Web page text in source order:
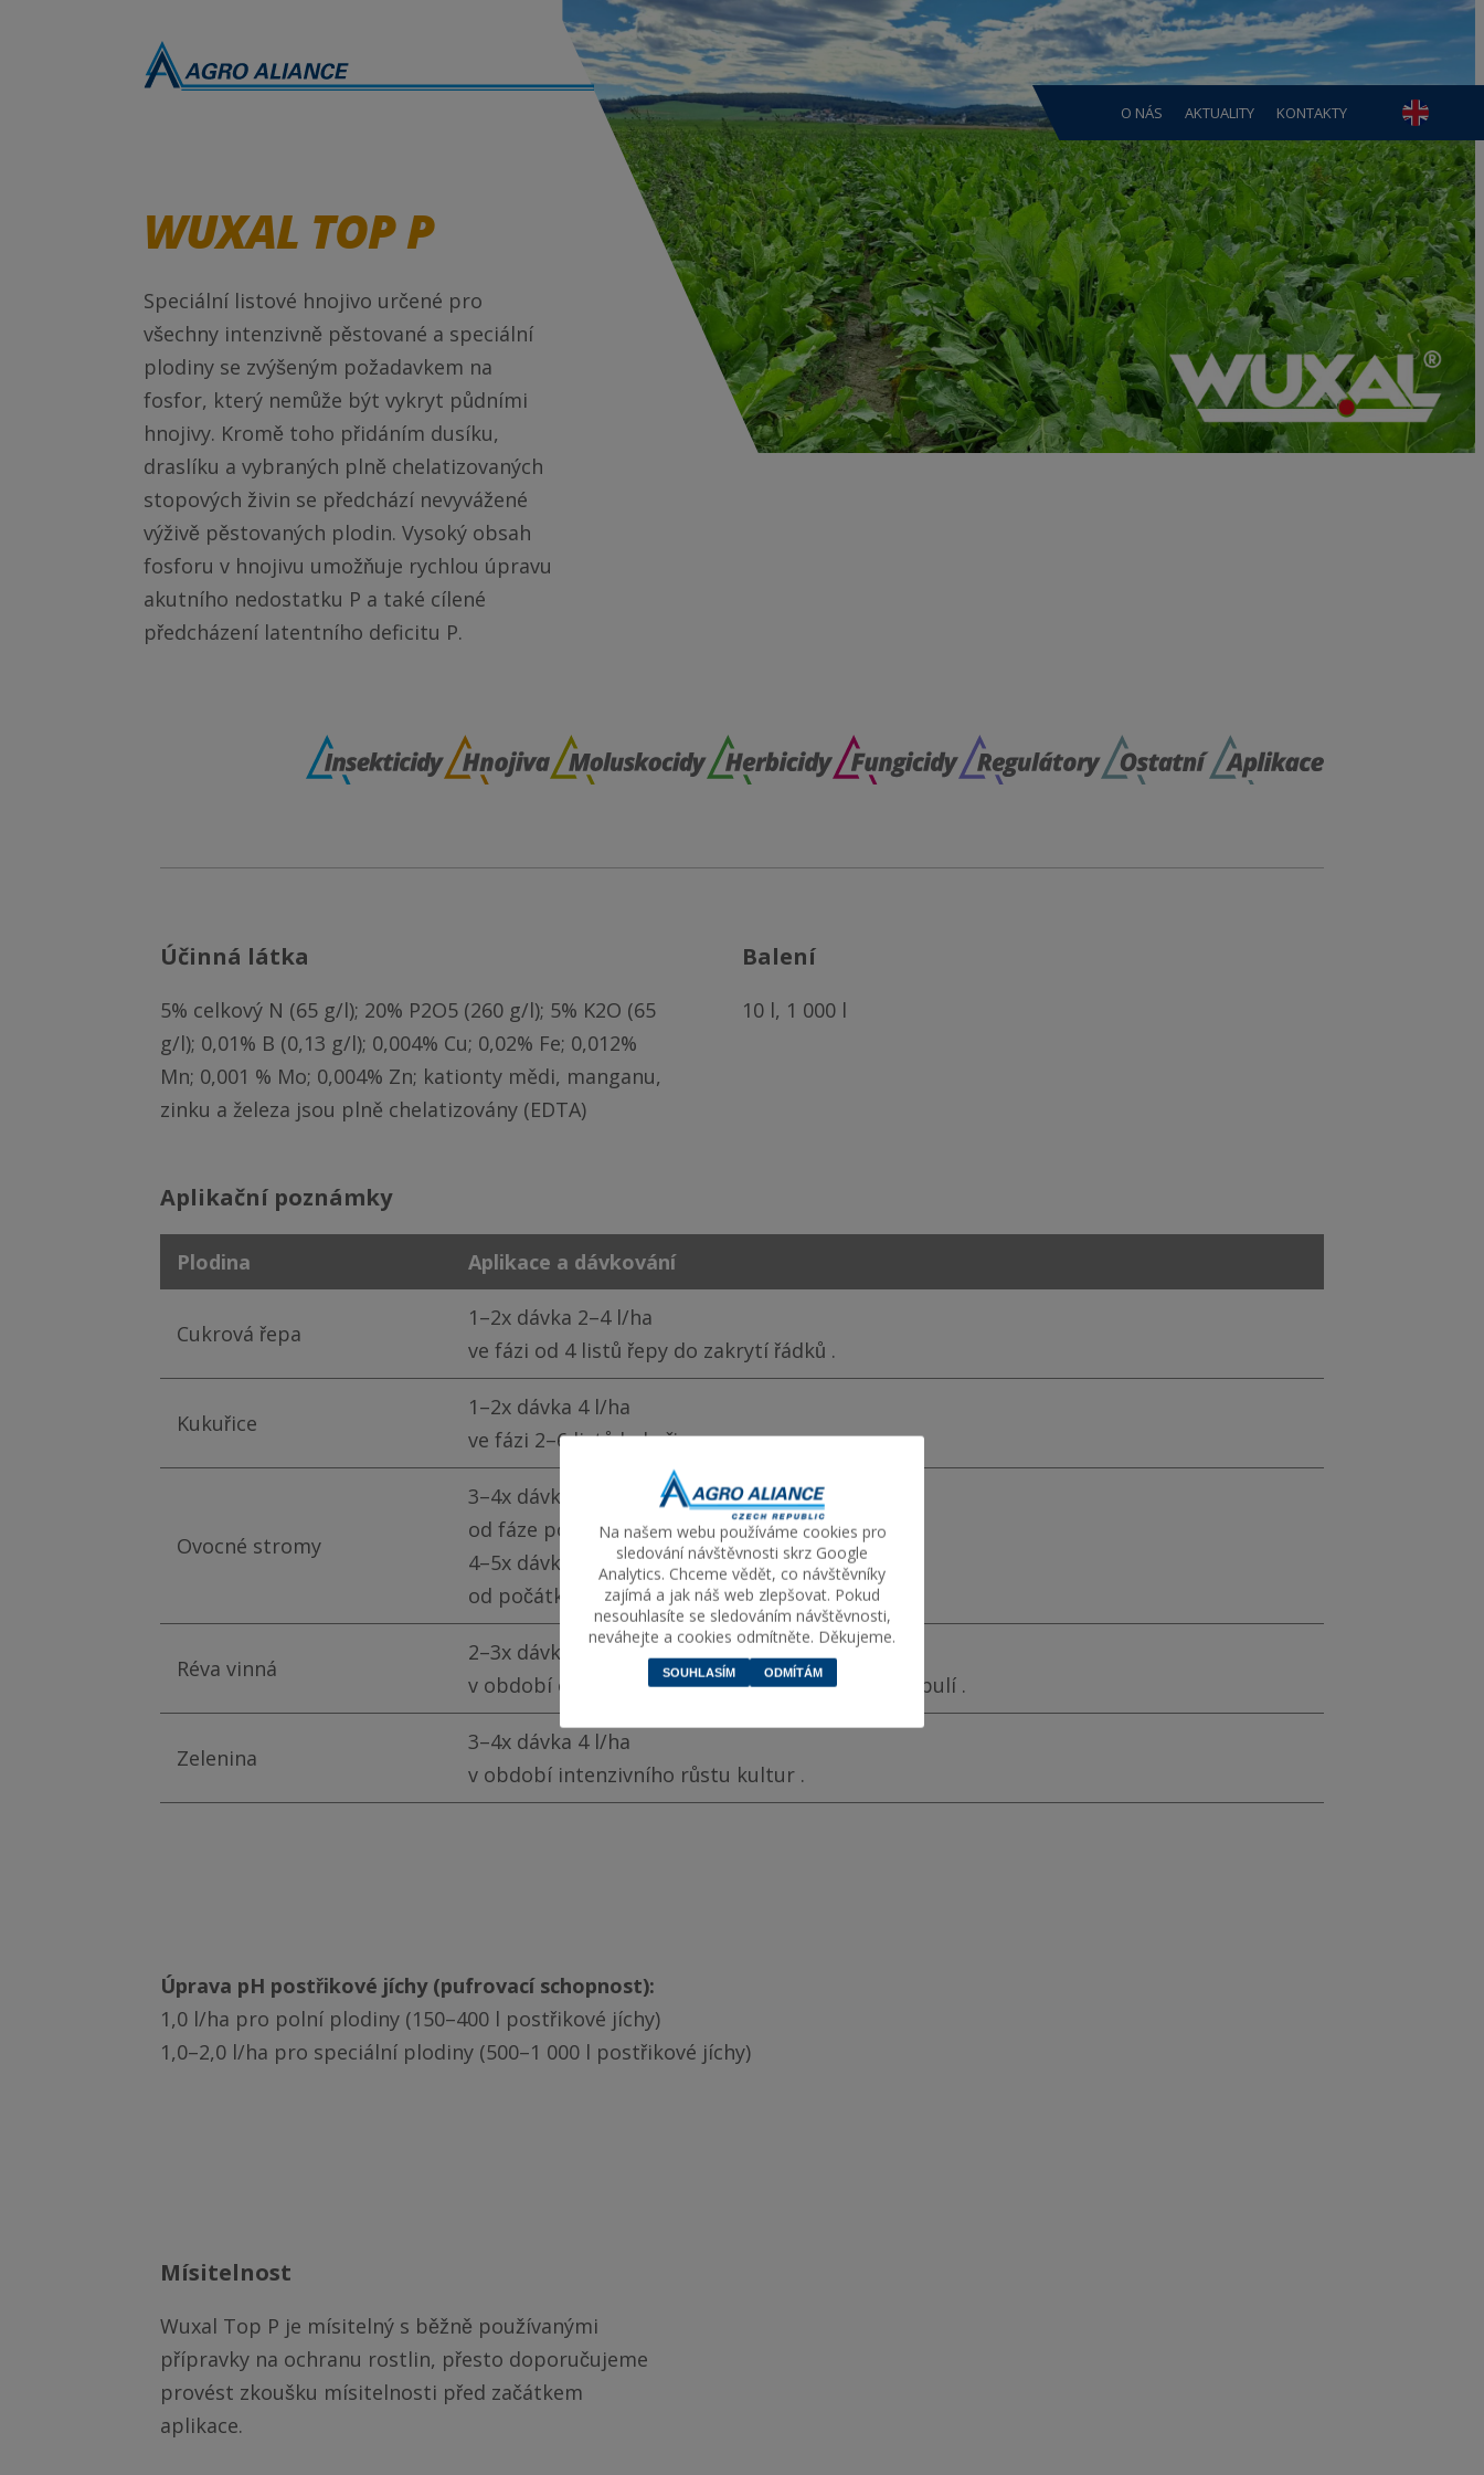
O NÁS AKTUALITY KONTAKTY
WUXAL TOP P
Speciální listové hnojivo určené pro
všechny intenzivně pěstované a speciální
plodiny se zvýšeným požadavkem na
fosfor, který nemůže být vykryt půdními
hnojivy. Kromě toho přidáním dusíku,
draslíku a vybraných plně chelatizovaných
stopových živin se předchází nevyvážené
výživě pěstovaných plodin. Vysoký obsah
fosforu v hnojivu umožňuje rychlou úpravu
akutního nedostatku P a také cílené
předcházení latentního deficitu P.
účinná látka
5% celkový N (65 g/l); 20% P2O5 (260 g/l); 5% K2O (65
g/l); 0,01% B (0,13 g/l); 0,004% Cu; 0,02% Fe; 0,012%
Mn; 0,001 % Mo; 0,004% Zn; kationty mědi, manganu,
zinku a železa jsou plně chelatizovány (EDTA)
balení
10 l, 1 000 l
aplikační poznámky
Plodina Aplikace a dávkování
Cukrová řepa
1–2x dávka 2–4 l/ha
ve fázi od 4 listů řepy do zakrytí řádků .
Kukuřice
1–2x dávka 4 l/ha
ve fázi 2–6 listů kukuřice .
Ovocné stromy
3–4x dávka 3 l/ha
od fáze poupat až do fáze plodu velikosti oříšku
4–5x dávka 3 l/ha
od počátku léta
Réva vinná
2–3x dávka 2 l/ha
v období od tvorby bobulí do fáze zaměkání bobulí .
Zelenina
3–4x dávka 4 l/ha
v období intenzivního růstu kultur .
Úprava pH postřikové jíchy (pufrovací schopnost):
1,0 l/ha pro polní plodiny (150–400 l postřikové jíchy)
1,0–2,0 l/ha pro speciální plodiny (500–1 000 l postřikové jíchy)
mísitelnost
Wuxal Top P je mísitelný s běžně používanými
přípravky na ochranu rostlin, přesto doporučujeme
provést zkoušku mísitelnosti před začátkem
aplikace.
Na našem webu používáme cookies pro
sledování návštěvnosti skrz Google
Analytics. Chceme vědět, co návštěvníky
zajímá a jak náš web zlepšovat. Pokud
nesouhlasíte se sledováním návštěvnosti,
neváhejte a cookies odmítněte. Děkujeme.
SOUHLASÍM ODMÍTÁM